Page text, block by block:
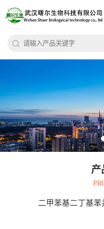
产
二甲苯基二丁基苯